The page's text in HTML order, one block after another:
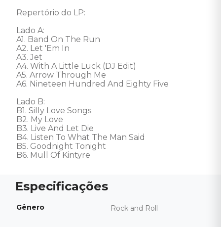
Repertório do LP:
Lado A:
A1. Band On The Run
A2. Let 'Em In
A3. Jet
A4. With A Little Luck (DJ Edit)
A5. Arrow Through Me
A6. Nineteen Hundred And Eighty Five
Lado B:
B1. Silly Love Songs
B2. My Love
B3. Live And Let Die
B4. Listen To What The Man Said
B5. Goodnight Tonight
B6. Mull Of Kintyre
Gênero Rock and Roll